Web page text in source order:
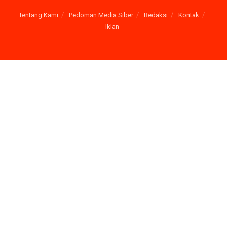
Tentang Kami Pedoman Media Siber Redaksi
Kontak
Iklan